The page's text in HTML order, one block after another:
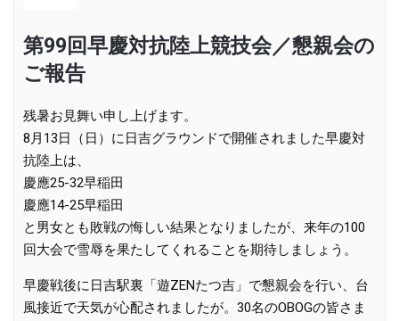
第99回早慶対抗陸上競技会／懇親会の
ご報告
残暑お見舞い申し上げます。
8月13日（日）に日吉グラウンドで開催されました早慶対
抗陸上は、
慶應25-32早稲田
慶應14-25早稲田
と男女とも敗戦の悔しい結果となりましたが、来年の100
回大会で雪辱を果たしてくれることを期待しましょう。
早慶戦後に日吉駅裏「遊ZENたつ吉」で懇親会を行い、台
風接近で天気が心配されましたが。30名のOBOGの皆さま